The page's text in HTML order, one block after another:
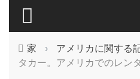
家 › アメリカに関する
タカー。アメリカでのレン